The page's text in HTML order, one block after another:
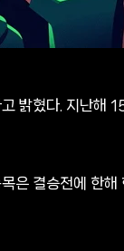
혔다. 지난해
은 결승전에 한해